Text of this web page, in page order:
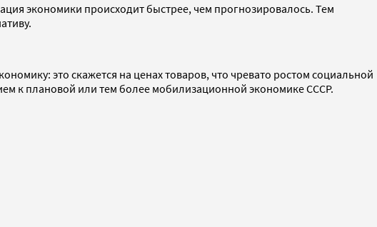
экономики происходит быстрее, чем прогнозировалось. Тем
это скажется на ценах товаров, что чревато ростом социальной
к плановой или тем более мобилизационной экономике СССР.